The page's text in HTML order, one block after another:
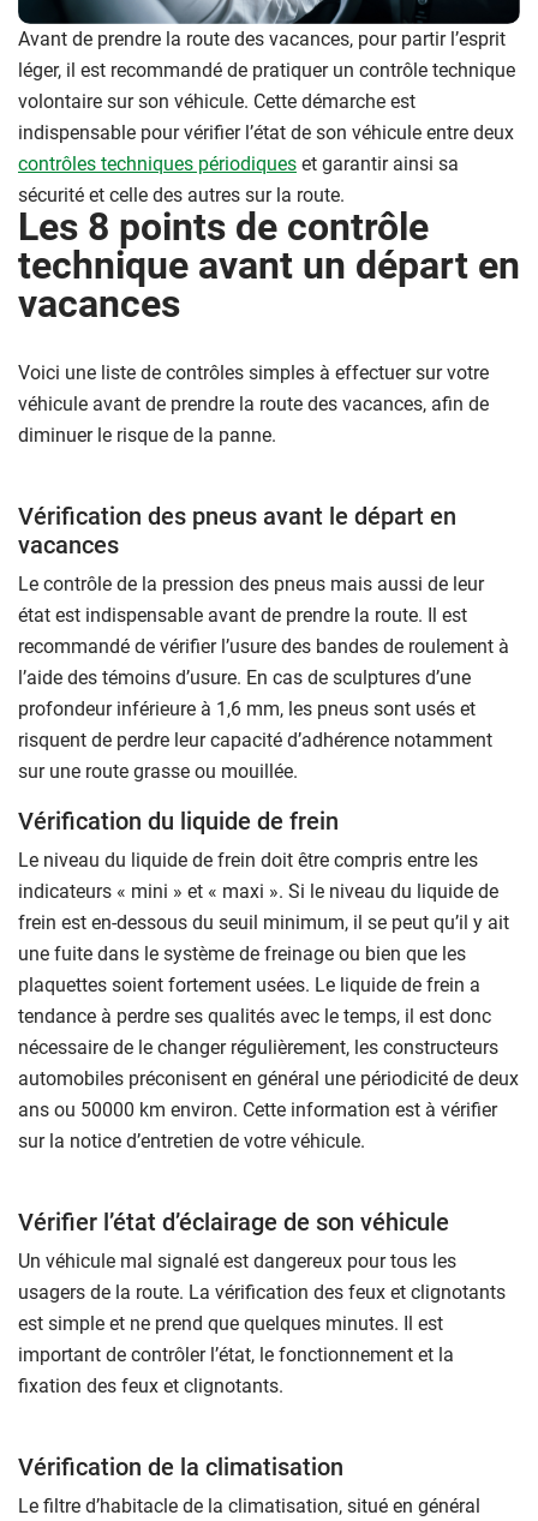
Avant de prendre la route des vacances, pour partir l’esprit
léger, il est recommandé de pratiquer un contrôle technique
volontaire sur son véhicule. Cette démarche est
indispensable pour vérifier l’état de son véhicule entre deux
contrôles techniques périodiques et garantir ainsi sa
sécurité et celle des autres sur la route.
Les 8 points de contrôle
technique avant un départ en
vacances
Voici une liste de contrôles simples à effectuer sur votre
véhicule avant de prendre la route des vacances, afin de
diminuer le risque de la panne.
Vérification des pneus avant le départ en
vacances
Le contrôle de la pression des pneus mais aussi de leur
état est indispensable avant de prendre la route. Il est
recommandé de vérifier l’usure des bandes de roulement à
l’aide des témoins d’usure. En cas de sculptures d’une
profondeur inférieure à 1,6 mm, les pneus sont usés et
risquent de perdre leur capacité d’adhérence notamment
sur une route grasse ou mouillée.
Vérification du liquide de frein
Le niveau du liquide de frein doit être compris entre les
indicateurs « mini » et « maxi ». Si le niveau du liquide de
frein est en-dessous du seuil minimum, il se peut qu’il y ait
une fuite dans le système de freinage ou bien que les
plaquettes soient fortement usées. Le liquide de frein a
tendance à perdre ses qualités avec le temps, il est donc
nécessaire de le changer régulièrement, les constructeurs
automobiles préconisent en général une périodicité de deux
ans ou 50000 km environ. Cette information est à vérifier
sur la notice d’entretien de votre véhicule.
Vérifier l’état d’éclairage de son véhicule
Un véhicule mal signalé est dangereux pour tous les
usagers de la route. La vérification des feux et clignotants
est simple et ne prend que quelques minutes. Il est
important de contrôler l’état, le fonctionnement et la
fixation des feux et clignotants.
Vérification de la climatisation
Le filtre d’habitacle de la climatisation, situé en général